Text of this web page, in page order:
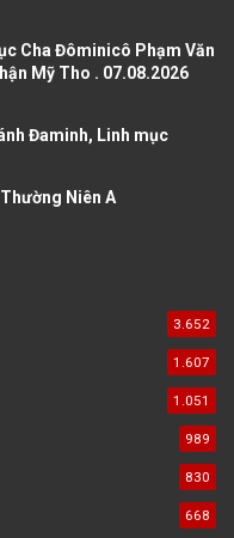
Cha Đôminicô Phạm Văn
Mỹ Tho . 07.08.2026
Đaminh, Linh mục
Niên A
3.652
1.607
1.051
989
830
668